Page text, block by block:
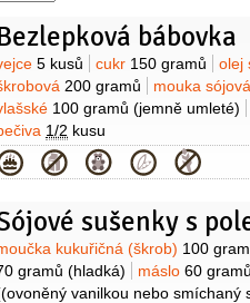
bábovka
5 kusů cukr 150 gramů olej
200 gramů mouka sójová
100 gramů (jemně umleté)
1/2 kusu
sušenky s
kukuřičná (škrob) 100
gramů (hladká) máslo 60 gramů
vanilkou nebo smíchaný